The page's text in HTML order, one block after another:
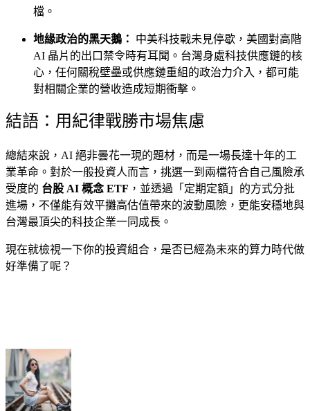
檔。
地緣政治的黑天鵝：
中美科技戰未見停歇，美國對高階
AI 晶片的出口禁令時有耳聞。台灣身處科技供應鏈的核
心，任何關稅壁壘或供應鏈重組的政治力介入，都可能
對相關企業的營收造成短期衝擊。
結語：用紀律戰勝市場焦慮
總結來說，AI 絕非曇花一現的題材，而是一場長達十年的工
業革命。對於一般投資人而言，挑選一到兩檔符合自己風險承
受度的 台股 AI 概念 ETF ，並透過「定期定額」的方式分批
進場，不僅能有效平攤高估值帶來的波動風險，更能安穩地與
台灣最頂尖的科技企業一同成長。
現在就檢視一下你的投資組合，是否已經為未來的算力時代做
好準備了呢？